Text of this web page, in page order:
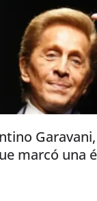
marcó una